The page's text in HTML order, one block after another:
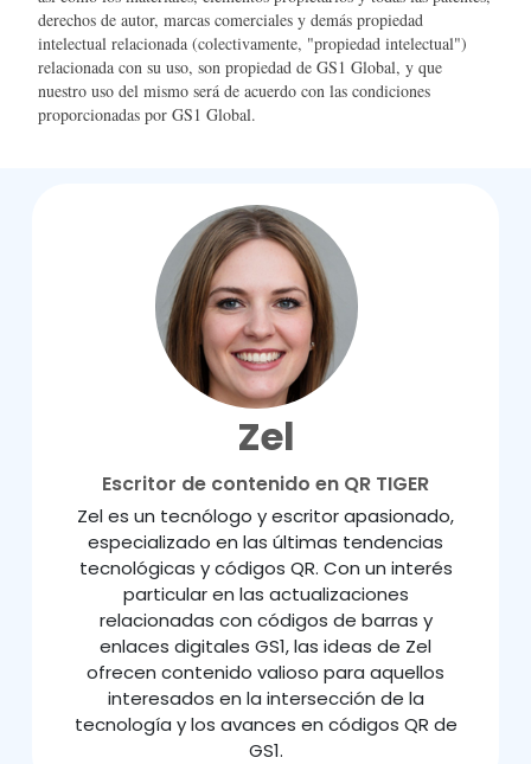
derechos de autor, marcas comerciales y demás propiedad
intelectual relacionada (colectivamente, "propiedad intelectual")
relacionada con su uso, son propiedad de GS1 Global, y que
nuestro uso del mismo será de acuerdo con las condiciones
proporcionadas por GS1 Global.
Zel
Escritor de contenido en QR TIGER
Zel es un tecnólogo y escritor apasionado,
especializado en las últimas tendencias
tecnológicas y códigos QR. Con un interés
particular en las actualizaciones
relacionadas con códigos de barras y
enlaces digitales GS1, las ideas de Zel
ofrecen contenido valioso para aquellos
interesados en la intersección de la
tecnología y los avances en códigos QR de
GS1.